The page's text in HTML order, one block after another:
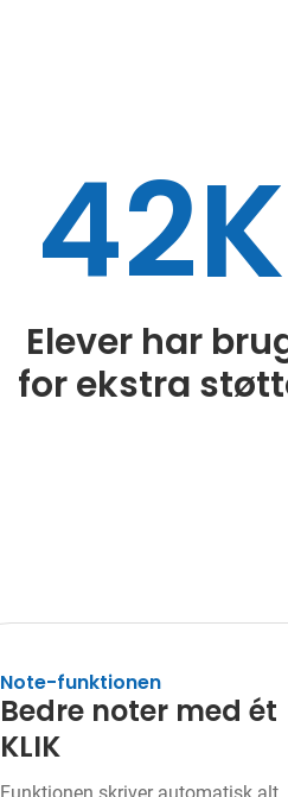
42K
Elever har
for ekstra
Note-funktionen
Bedre noter med ét
KLIK
Funktionen skriver automatisk alt